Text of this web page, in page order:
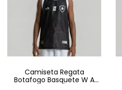
Camiseta Regata
Botafogo Basquete W A